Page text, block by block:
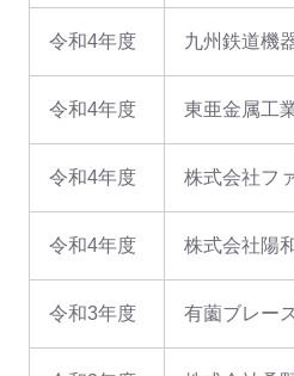
令和4年度 九州鉄道機
令和4年度 東亜金属工
令和4年度 株式会社フ
令和4年度 株式会社陽
令和3年度 有薗ブレー